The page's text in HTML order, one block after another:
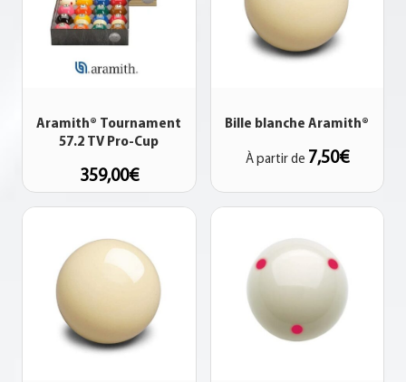
Aramith® Tournament
57.2 TV Pro-Cup
359,00€
Bille blanche Aramith®
À partir de 7,50€